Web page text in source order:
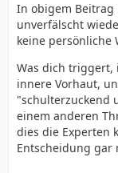
In obigem Beitrag
unverfälscht
keine persönliche
Was dich
innere Vorhaut,
"schulterzuckend
einem anderen
dies die Experten
Entscheidung gar